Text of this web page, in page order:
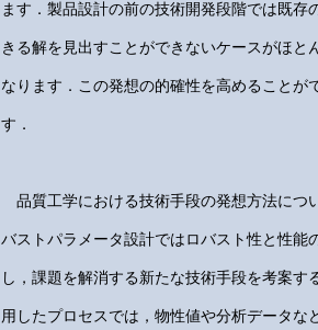
ます．製品設計の前の技術開発段階では既
きる解を見出すことができないケースがほと
なります．この発想の的確性を高めることが
す．
品質工学における技術手段の発想方法につ
バストパラメータ設計ではロバスト性と性能
し，課題を解消する新たな技術手段を考案
用したプロセスでは，物性値や分析データ